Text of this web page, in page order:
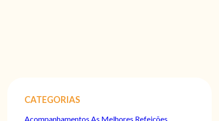
CATEGORIAS
Acompanhamentos As Melhores Refeições